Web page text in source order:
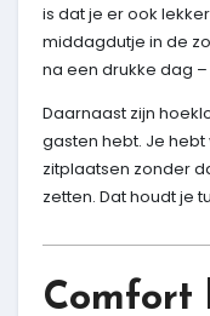
is dat je er ook
middagdutje in de
na een drukke dag
Daarnaast zijn
gasten hebt. Je
zitplaatsen zonder
zetten. Dat houdt je
Comfort